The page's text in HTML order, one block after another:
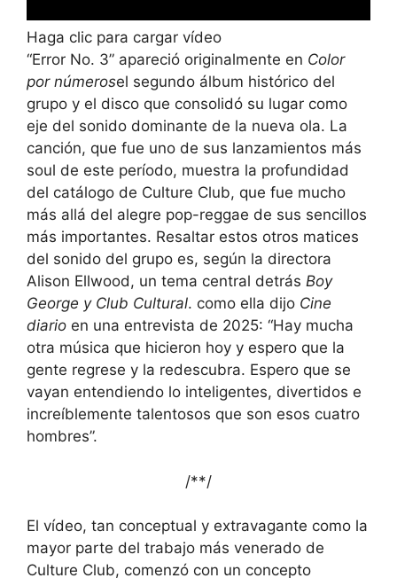
Haga clic para cargar vídeo
“Error No. 3” apareció originalmente en Color
por númerosel segundo álbum histórico del
grupo y el disco que consolidó su lugar como
eje del sonido dominante de la nueva ola. La
canción, que fue uno de sus lanzamientos más
soul de este período, muestra la profundidad
del catálogo de Culture Club, que fue mucho
más allá del alegre pop-reggae de sus sencillos
más importantes. Resaltar estos otros matices
del sonido del grupo es, según la directora
Alison Ellwood, un tema central detrás Boy
George y Club Cultural. como ella dijo Cine
diario en una entrevista de 2025: “Hay mucha
otra música que hicieron hoy y espero que la
gente regrese y la redescubra. Espero que se
vayan entendiendo lo inteligentes, divertidos e
increíblemente talentosos que son esos cuatro
hombres”.
/**/
El vídeo, tan conceptual y extravagante como la
mayor parte del trabajo más venerado de
Culture Club, comenzó con un concepto